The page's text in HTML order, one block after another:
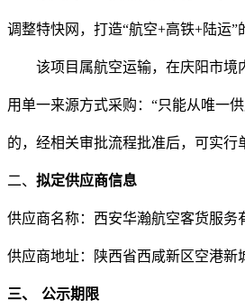
调整特快网，打造“航空+高铁+陆运”
该项目属航空运输，在庆阳市境
用单一来源方式采购：“只能从唯一
的，经相关审批流程批准后，可实行
二、 拟定供应商信息
供应商名称：西安华瀚航空客货服务
供应商地址：陕西省西咸新区空港新
三、 公示期限